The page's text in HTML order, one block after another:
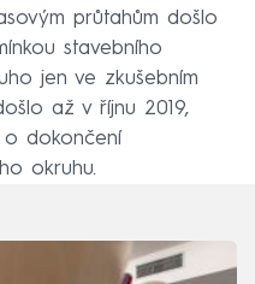
průtahům došlo
stavebního
jen ve zkušebním
až v říjnu 2019,
o dokončení
okruhu.